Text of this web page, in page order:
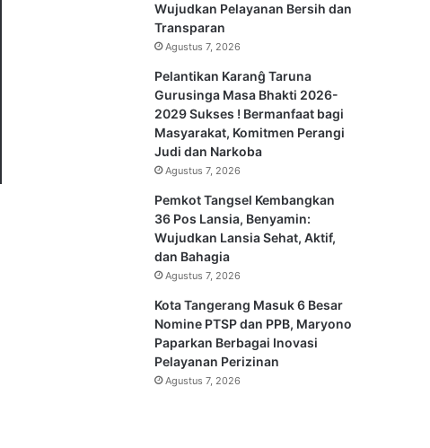
Wujudkan Pelayanan Bersih dan
Transparan
Agustus 7, 2026
Pelantikan Karanĝ Taruna
Gurusinga Masa Bhakti 2026-
2029 Sukses ! Bermanfaat bagi
Masyarakat, Komitmen Perangi
Judi dan Narkoba
Agustus 7, 2026
Pemkot Tangsel Kembangkan
36 Pos Lansia, Benyamin:
Wujudkan Lansia Sehat, Aktif,
dan Bahagia
Agustus 7, 2026
Kota Tangerang Masuk 6 Besar
Nomine PTSP dan PPB, Maryono
Paparkan Berbagai Inovasi
Pelayanan Perizinan
Agustus 7, 2026